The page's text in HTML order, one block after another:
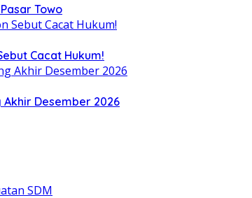
Towo
Cacat Hukum!
Desember 2026